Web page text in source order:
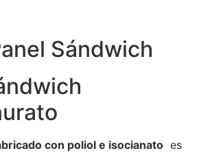
Sándwich
con poliol e isocianato es